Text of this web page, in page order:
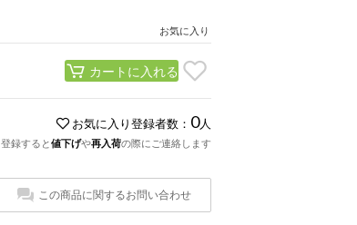
お気に入り
カートに入れる
お気に入り登録者数： 0人
録すると値下げや再入荷の際にご連絡します
この商品に関するお問い合わせ